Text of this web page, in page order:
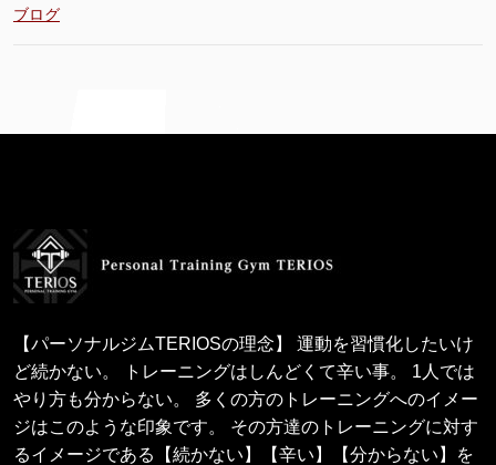
ブログ
【パーソナルジムTERIOSの理念】 運動を習慣化したいけ
ど続かない。 トレーニングはしんどくて辛い事。 1人では
やり方も分からない。 多くの方のトレーニングへのイメー
ジはこのような印象です。 その方達のトレーニングに対す
るイメージである【続かない】【辛い】【分からない】を